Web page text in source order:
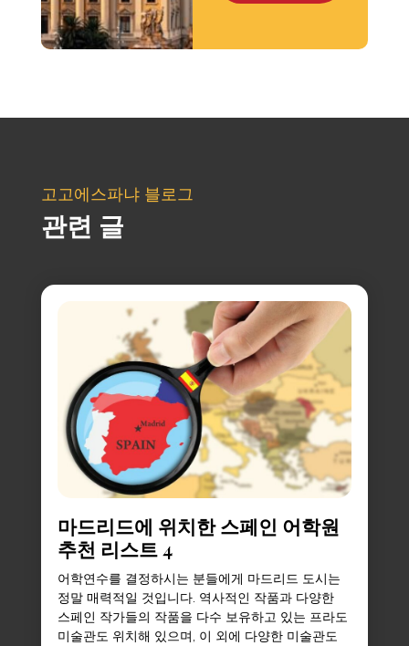
고고에스파냐 블로그
관련 글
마드리드에 위치한 스페인 어학원
추천 리스트 4
어학연수를 결정하시는 분들에게 마드리드 도시는
정말 매력적일 것입니다. 역사적인 작품과 다양한
스페인 작가들의 작품을 다수 보유하고 있는 프라도
미술관도 위치해 있으며, 이 외에 다양한 미술관도